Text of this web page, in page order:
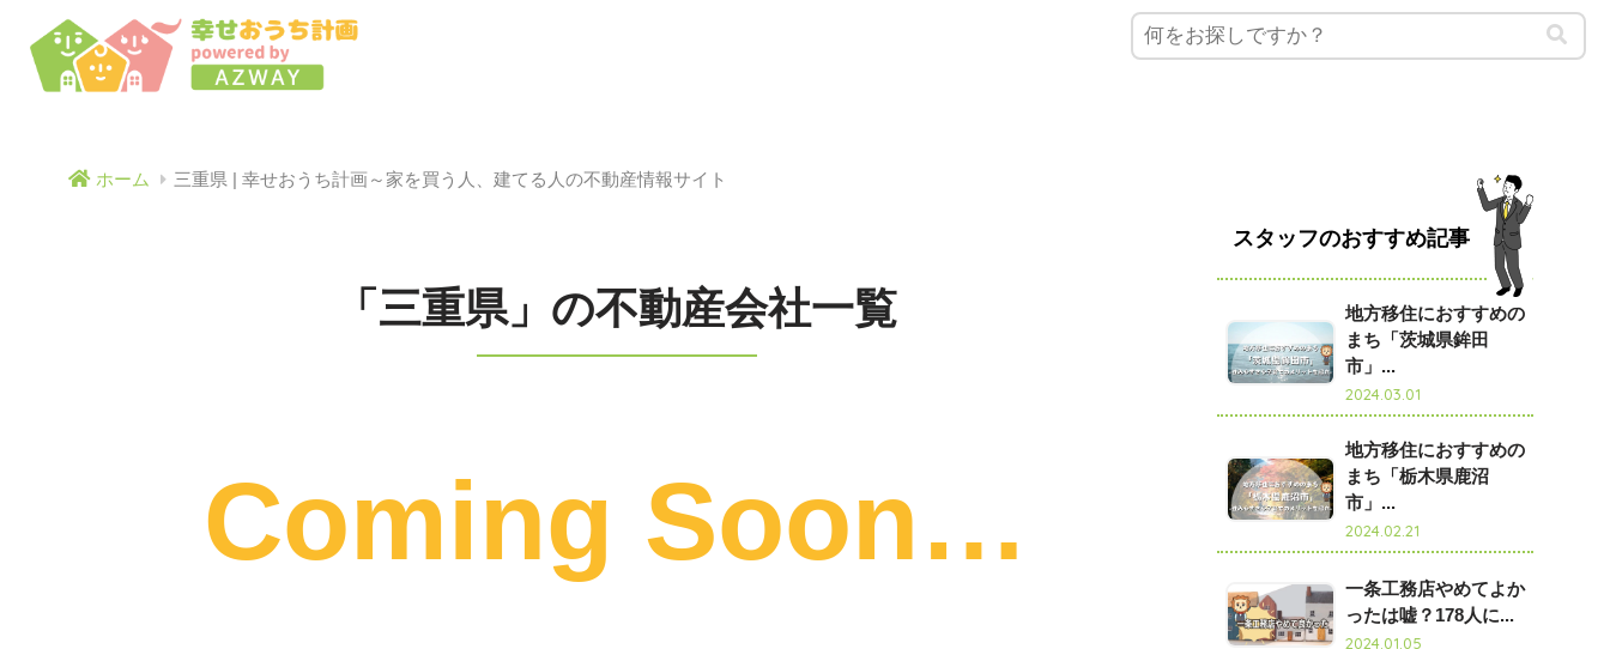
ホーム 三重県 | 幸せおうち計画～家を買う人、建てる人の不動産情報サイト
「三重県」の不動産会社一覧
Coming Soon…
スタッフのおすすめ記事
地方移住におすすめの
まち「茨城県鉾田
市」...
2024.03.01
地方移住におすすめの
まち「栃木県鹿沼
市」...
2024.02.21
一条工務店やめてよか
ったは嘘？178人に...
2024.01.05